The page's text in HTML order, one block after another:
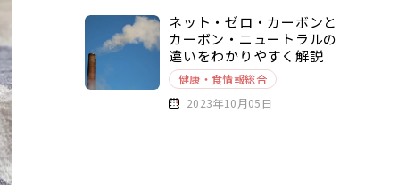
ネット・ゼロ・カーボンと
カーボン・ニュートラルの
違いをわかりやすく解説
健康・食情報総合
2023年10月05日